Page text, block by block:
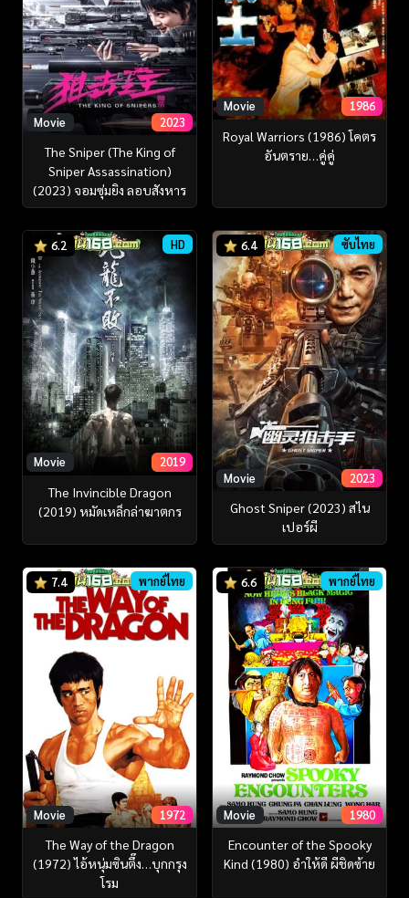
Movie 2023
The Sniper (The King of
Sniper Assassination)
(2023) จอมซุ่มยิง ลอบสังหาร
Movie 1986
Royal Warriors (1986) โคตร
อันตราย…คู่คู่
6.2 HD
Movie 2019
The Invincible Dragon
(2019) หมัดเหล็กล่าฆาตกร
6.4 ซับไทย
Movie 2023
Ghost Sniper (2023) สไน
เปอร์ผี
7.4 พากย์ไทย
Movie 1972
The Way of the Dragon
(1972) ไอ้หนุ่มซินตึ๊ง…บุกกรุง
โรม
6.6 พากย์ไทย
Movie 1980
Encounter of the Spooky
Kind (1980) อำให้ดี ผีชิดซ้าย